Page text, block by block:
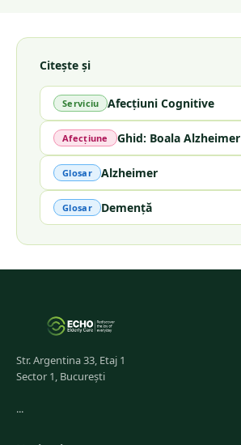
Citește și
Serviciu Afecțiuni Cognitive
Afecțiune Ghid: Boala Alzheimer
Glosar Alzheimer
Glosar Demență
Str. Argentina 33, Etaj 1
Sector 1, București
...